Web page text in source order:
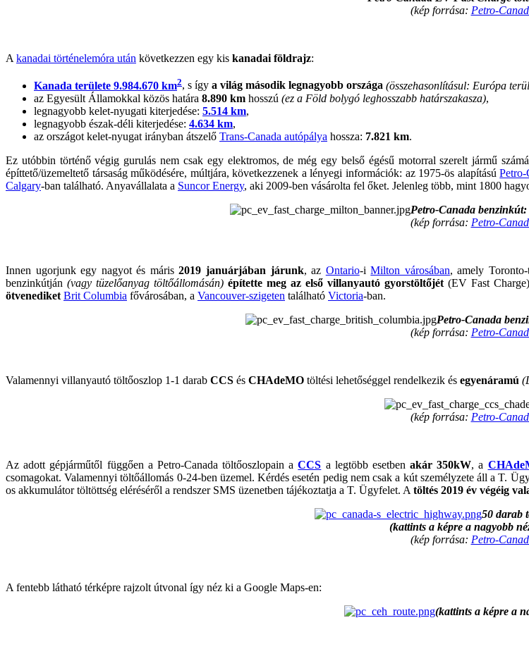
(kép forrása: Petro-
A kanadai történelemóra után következzen egy kis kanadai földrajz:
Kanada területe 9.984.670 km2, s így a világ második legnagyobb országa (összehasonlításul: Európa
az Egyesült Államokkal közös határa 8.890 km hosszú (ez a Föld bolygó leghosszabb határszakasza),
legnagyobb kelet-nyugati kiterjedése: 5.514 km,
legnagyobb észak-déli kiterjedése: 4.634 km,
az országot kelet-nyugat irányban átszelő Trans-Canada autópálya hossza: 7.821 km.
Ez utóbbin történő végig gurulás nem csak egy elektromos, de még egy belső égésű motorral szerelt jármű
építtető/üzemeltető társaság működésére, múltjára, következzenek a lényegi információk: az 1975-ös alapításúPetro-
Calgary-ban található. Anyavállalata a Suncor Energy, aki 2009-ben vásárolta fel őket. Jelenleg több, mint 1800
Petro-Canada
(kép forrása: Petro-
Innen ugorjunk egy nagyot és máris2019 januárjában járunk, az Ontario-iMilton városában, amely
benzinkútján (vagy tüzelőanyag töltőállomásán) építette meg az első villanyautó gyorstöltőjét (EV Fast
ötvenediket Brit Columbia fővárosában, a Vancouver-szigeten található Victoria-ban.
Petro-Canada
(kép forrása: Petro-
Valamennyi villanyautó töltőoszlop 1-1 darab CCS és CHAdeMO töltési lehetőséggel rendelkezik és egyenáramú
(kép forrása: Petro-
Az adott gépjárműtől függően a Petro-Canada töltőoszlopain aCCS a legtöbb esetbenakár 350kW, a
csomagokat. Valamennyi töltőállomás 0-24-ben üzemel. Kérdés esetén pedig nem csak a kút személyzete áll a T.
os akkumulátor töltöttség eléréséről a rendszer SMS üzenetben tájékoztatja a T. Ügyfelet. A töltés 2019 év végéig
50 darab
(kattints a képre a nagyobb
(kép forrása: Petro-
A fentebb látható térképre rajzolt útvonal így néz ki a Google Maps-en:
(kattints a képre a